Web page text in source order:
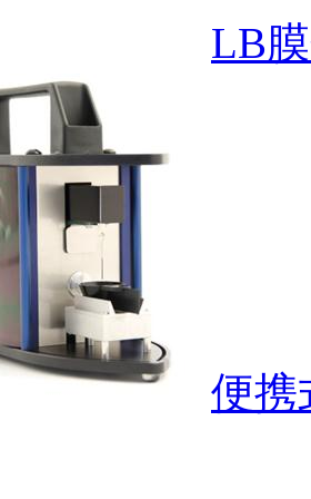
LB
便携